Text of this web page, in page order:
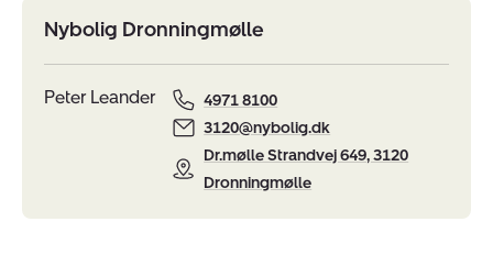
Nybolig Dronningmølle
Peter Leander
4971 8100
3120@nybolig.dk
Dr.mølle Strandvej 649, 3120
Dronningmølle